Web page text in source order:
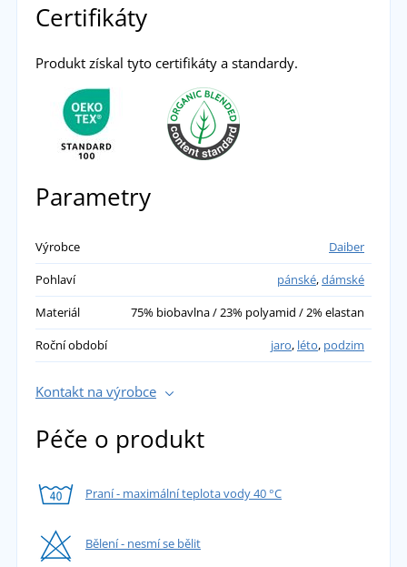
Certifikáty
Produkt získal tyto certifikáty a standardy.
Parametry
Výrobce
Daiber
Pohlaví
pánské,dámské
Materiál
75% biobavlna / 23% polyamid / 2% elastan
Roční období
jaro, léto, podzim
Kontakt na výrobce
Péče o produkt
Praní - maximální teplota vody 40 °C
Bělení - nesmí se bělit